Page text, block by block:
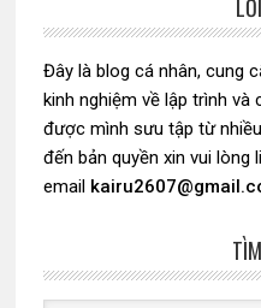
chính
Đây là blog cá nhân, cung
kinh nghiệm về lập trình và
được mình sưu tập từ
đến bản quyền xin vui lòng
email